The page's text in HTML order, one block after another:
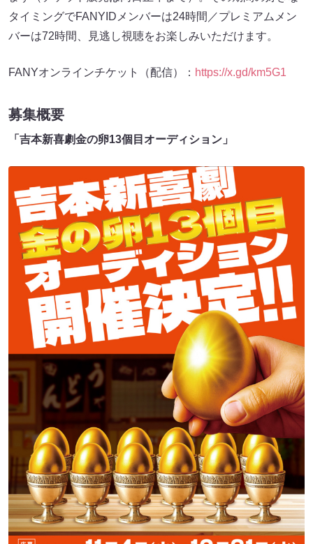
タイミングでFANYIDメンバーは24時間／プレミアムメン
バーは72時間、見逃し視聴をお楽しみいただけます。
FANYオンラインチケット（配信）： https://x.gd/km5G1
募集概要
「吉本新喜劇金の卵13個目オーディション」